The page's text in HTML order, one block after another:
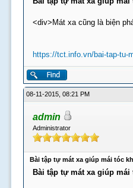
<div>Mát xa cũng là biện
https://tct.info.vn/bai-tap-tu-
08-11-2015, 08:21 PM
admin
Administrator
Bài tập tự mát xa giúp mái tóc
Bài tập tự mát xa giúp